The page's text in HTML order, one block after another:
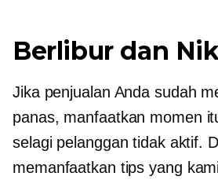
Berlibur dan
Jika penjualan Anda sudah
panas, manfaatkan momen
selagi pelanggan tidak aktif.
memanfaatkan tips yang